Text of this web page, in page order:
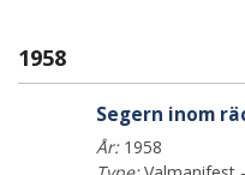
1958
Segern inom
År:1958